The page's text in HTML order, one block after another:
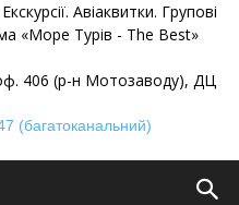
Авіаквитки. Групові
«Море Турів - The Best»
406 (р-н Мотозаводу), ДЦ
(багатоканальний)
яка різниця і